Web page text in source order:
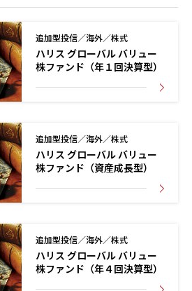
追加型投信／海外／株式
ハリス グローバル バリュー
株ファンド（年１回決算型）
追加型投信／海外／株式
ハリス グローバル バリュー
株ファンド（資産成長型）
追加型投信／海外／株式
ハリス グローバル バリュー
株ファンド（年４回決算型）